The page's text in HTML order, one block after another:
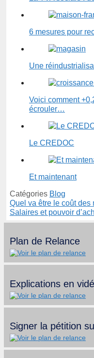
6 mesures pour
Une
Voici comment +
écrouler…
Le CREDOC
Et maintenant
Catégories Blog
Quel va être le coût des
Salaires et pouvoir
Plan de Relance
Explications en
Signer la pétition